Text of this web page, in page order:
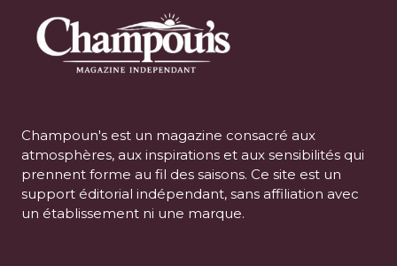
Champoun's est un magazine consacré aux
atmosphères, aux inspirations et aux sensibilités qui
prennent forme au fil des saisons. Ce site est un
support éditorial indépendant, sans affiliation avec
un établissement ni une marque.